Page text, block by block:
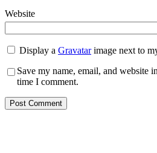
Website
Display aGravatarimage next to
Save my name, email, and website
time I comment.